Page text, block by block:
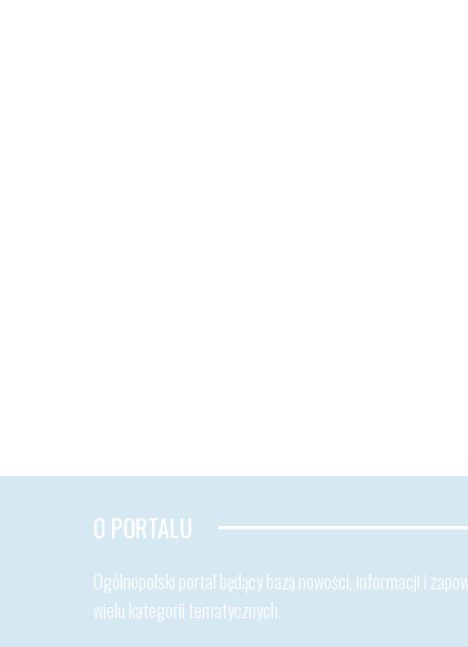
O PORTALU
Ogólnopolski portal będący bazą nowości, informacji i
wielu kategorii tematycznych.